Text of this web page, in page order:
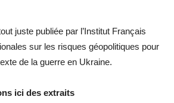
juste publiée par l’Institut Français
sur les risques géopolitiques pour
de la guerre en Ukraine.
ici des extraits